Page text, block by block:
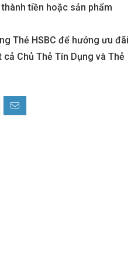
tiền hoặc sản phẩm
Thẻ HSBC để hưởng ưu đãi
Chủ Thẻ Tín Dụng và Thẻ